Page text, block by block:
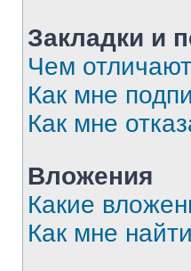
Закладки и
Чем
Как мне
Как мне
Вложения
Какие
Как мне